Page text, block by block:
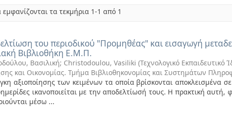
τα τεκμήρια 1-1 από 1
του περιοδικού "Προμηθέας" και εισαγωγή
Βιβλιοθήκη Ε.Μ.Π.
Βασιλική; Christodoulou, Vasiliki (Τεχνολογικό Εκπαιδευτικό
και Οικονομίας. Τμήμα Βιβλιοθηκονομίας και Συστημάτων
αξιοποίησης των κειμένων τα οποία βρίσκονται αποκλεισμένα σε
ικανοποιείται με την αποδελτίωσή τους. Η πρακτική αυτή,
μέσω ...